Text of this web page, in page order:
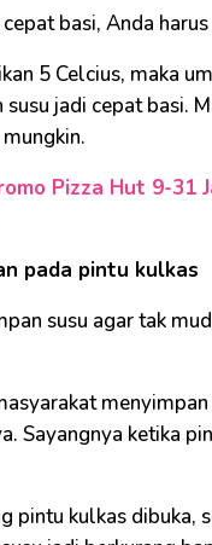
basi, Anda
5 Celcius, maka
susu jadi cepat basi.
Pizza Hut 9-31
pada pintu kulkas
susu agar tak
Sayangnya ketika
pintu kulkas dibuka,